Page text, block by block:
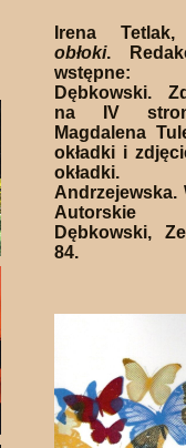
Irena
obłoki.
Dębkowski.
na IV
Magdalena
okładki i
Andrzejewska.
Dębkowski,
84.